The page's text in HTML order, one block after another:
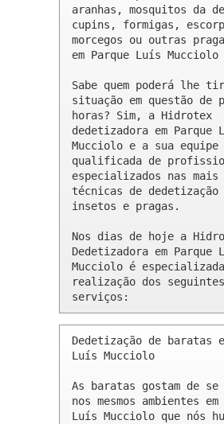
aranhas, mosquitos da
cupins, formigas,
morcegos ou outras
em Parque Luís Mucciolo
Sabe quem poderá lhe
situação em questão de
horas? Sim, a Hidrotex
dedetizadora em Parque
Mucciolo e a sua equipe
qualificada de
especializados nas mais
técnicas de dedetização
insetos e pragas.
Nos dias de hoje a
Dedetizadora em Parque
Mucciolo é
realização dos seguintes
serviços:
Dedetização de baratas
Luís Mucciolo
As baratas gostam de
nos mesmos ambientes em
Luís Mucciolo que nós